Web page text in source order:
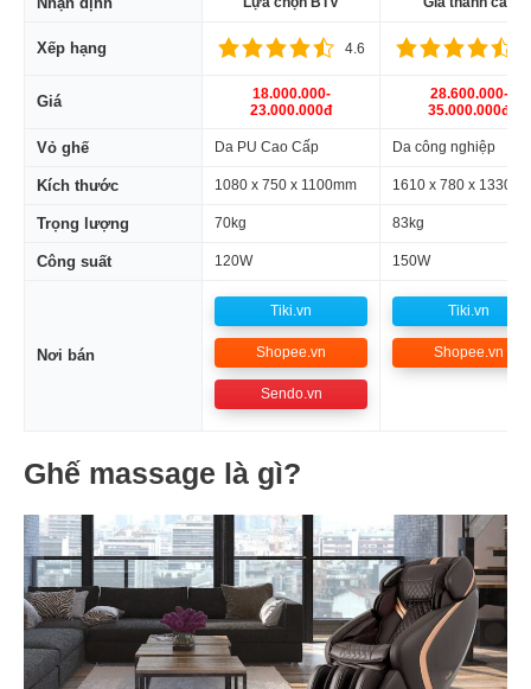
Xếp hạng 4.6
Giá
18.000.000-
23.000.000đ
28.600.000-
35.000.000đ
Vỏ ghế Da PU Cao Cấp Da công nghiệp
Kích thước 1080 x 750 x 1100mm 1610 x 780 x
Trọng lượng 70kg 83kg
Công suất 120W 150W
Nơi bán
Tiki.vn
Shopee.vn
Sendo.vn
Tiki.vn
Shopee.vn
Ghế massage là gì?